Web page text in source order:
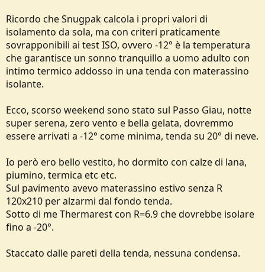
Ricordo che Snugpak calcola i propri valori di
isolamento da sola, ma con criteri praticamente
sovrapponibili ai test ISO, ovvero -12° è la temperatura
che garantisce un sonno tranquillo a uomo adulto con
intimo termico addosso in una tenda con materassino
isolante.
Ecco, scorso weekend sono stato sul Passo Giau, notte
super serena, zero vento e bella gelata, dovremmo
essere arrivati a -12° come minima, tenda su 20° di neve.
Io però ero bello vestito, ho dormito con calze di lana,
piumino, termica etc etc.
Sul pavimento avevo materassino estivo senza R
120x210 per alzarmi dal fondo tenda.
Sotto di me Thermarest con R=6.9 che dovrebbe isolare
fino a -20°.
Staccato dalle pareti della tenda, nessuna condensa.